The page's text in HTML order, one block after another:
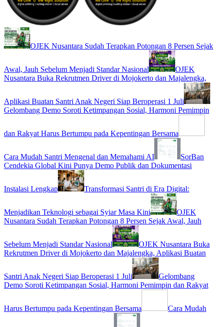
OJEK Nusantara Sudah Terapkan Potongan 8 Persen Sejak
Awal, Jauh Sebelum Menjadi Standar Nasional
OJEK
Nusantara Buka Rekrutmen Driver di Mojokerto dan Majalengka,
Aplikasi Buatan Santri Anak Negeri Siap Beroperasi 1 Juli
Gelombang Demo Soroti Ketimpangan Sosial, Harmoni Pemimpin
dan Rakyat Harus Bertumpu pada Kepentingan Bersama
Cara Mudah Santri Mengenal dan Memahami AI
SorBan
Cendekia Global Kini Punya Demo Publik dan Dokumentasi
Instalasi Lengkap Transformasi Santri di Era Digital:
Menjadikan Teknologi sebagai Syiar Masa Kini
OJEK
Nusantara Sudah Terapkan Potongan 8 Persen Sejak Awal, Jauh
Sebelum Menjadi Standar Nasional
OJEK Nusantara Buka
Rekrutmen Driver di Mojokerto dan Majalengka, Aplikasi Buatan
Santri Anak Negeri Siap Beroperasi 1 Juli
Gelombang
Demo Soroti Ketimpangan Sosial, Harmoni Pemimpin dan Rakyat
Harus Bertumpu pada Kepentingan Bersama Cara Mudah